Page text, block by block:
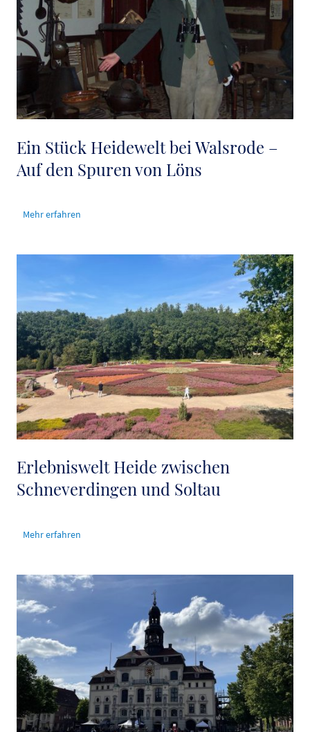
Ein Stück Heidewelt bei Walsrode –
Auf den Spuren von Löns
Mehr erfahren
Erlebniswelt Heide zwischen
Schneverdingen und Soltau
Mehr erfahren